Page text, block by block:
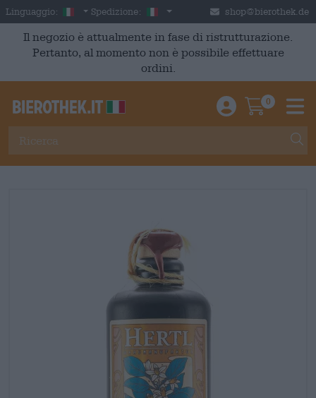
Skip to main content
Linguaggio: Italian
Spedizione: Italia shop@bierothek.de
Il negozio è attualmente in fase di ristrutturazione.
Pertanto, al momento non è possibile effettuare
ordini.
Einloggen /
0